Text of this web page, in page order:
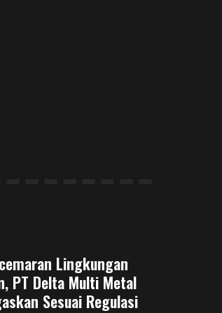
Lingkungan
PT Delta Multi Metal
Sesuai Regulasi